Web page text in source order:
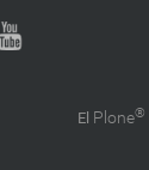
El Plone®